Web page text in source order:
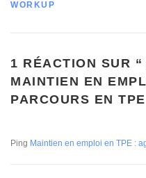
WORKUP
1 RÉACTION SUR “
MAINTIEN EN
PARCOURS EN TPE
Ping Maintien en emploi en TPE :